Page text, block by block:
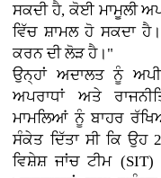
ਸਕਦੀ ਹੈ, ਕੋਈ ਮਾਮੂਲੀ
ਵਿੱਚ ਸ਼ਾਮਲ ਹੋ ਸਕਦਾ
ਕਰਨ ਦੀ ਲੋੜ ਹੈ।"
ਉਨ੍ਹਾਂ ਅਦਾਲਤ ਨੂੰ
ਅਪਰਾਧਾਂ ਅਤੇ
ਮਾਮਲਿਆਂ ਨੂੰ ਬਾਹਰ
ਸੰਕੇਤ ਦਿੱਤਾ ਸੀ ਕਿ ਉਹ
ਵਿਸ਼ੇਸ਼ ਜਾਂਚ ਟੀਮ